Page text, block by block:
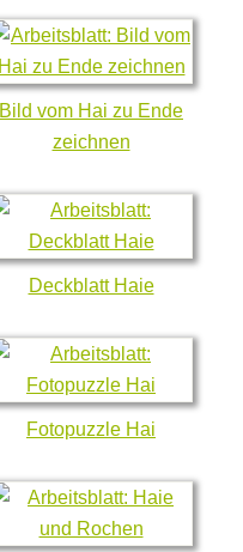
Bild vom Hai zu Ende
zeichnen
Deckblatt Haie
Fotopuzzle Hai